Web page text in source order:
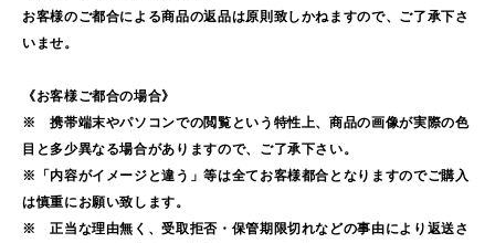
お客様のご都合による商品の返品は原則致しかねますので、ご了承下さ
いませ。
《お客様ご都合の場合》
※ 携帯端末やパソコンでの閲覧という特性上、商品の画像が実際の色
目と多少異なる場合がありますので、ご了承下さい。
※「内容がイメージと違う」等は全てお客様都合となりますのでご購入
は慎重にお願い致します。
※ 正当な理由無く、受取拒否・保管期限切れなどの事由により返送さ